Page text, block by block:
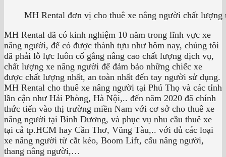
MH Rental đơn vị cho thuê xe nâng người chất lượng
MH Rental đã có kinh nghiệm 10 năm trong lĩnh vực xe
nâng người, để có được thành tựu như hôm nay, chúng tôi
đã phải lỗ lực luôn cố gắng nâng cao chất lượng dịch vụ,
chất lượng xe nâng người để đảm bảo những chiếc xe
được chất lượng nhất, an toàn nhất đến tay người sử dụng.
MH Rental cho thuê xe nâng người tại Phú Thọ và các tỉnh
lần cận như Hải Phòng, Hà Nội,.. đến năm 2020 đã chính
thức tiến vào thị trường miền Nam với cơ sở cho thuê xe
nâng người tại Bình Dương, và phục vụ nhu cầu thuê xe
tại cả tp.HCM hay Cần Thơ, Vũng Tàu,.. với đủ các loại
xe nâng người từ cắt kéo, Boom Lift, cẩu nâng người,
thang nâng người,…